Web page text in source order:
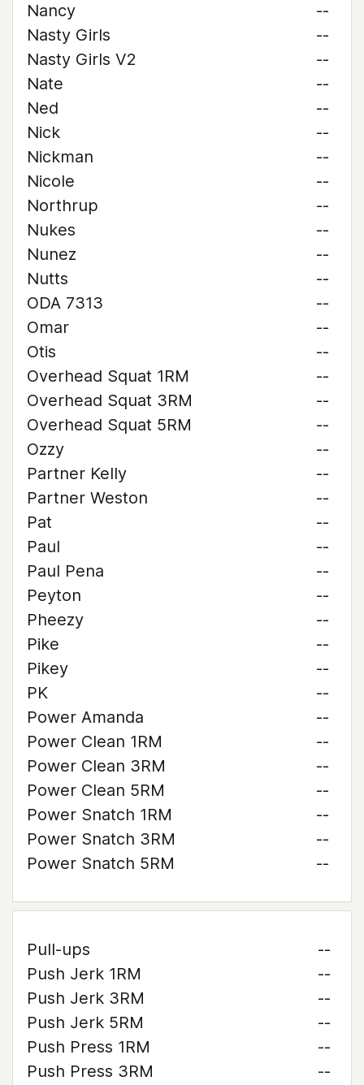
Nancy
--
Nasty Girls
--
Nasty Girls V2
--
Nate
--
Ned
--
Nick
--
Nickman
--
Nicole
--
Northrup
--
Nukes
--
Nunez
--
Nutts
--
ODA 7313
--
Omar
--
Otis
--
Overhead Squat 1RM
--
Overhead Squat 3RM
--
Overhead Squat 5RM
--
Ozzy
--
Partner Kelly
--
Partner Weston
--
Pat
--
Paul
--
Paul Pena
--
Peyton
--
Pheezy
--
Pike
--
Pikey
--
PK
--
Power Amanda
--
Power Clean 1RM
--
Power Clean 3RM
--
Power Clean 5RM
--
Power Snatch 1RM
--
Power Snatch 3RM
--
Power Snatch 5RM
--
Pull-ups
--
Push Jerk 1RM
--
Push Jerk 3RM
--
Push Jerk 5RM
--
Push Press 1RM
--
Push Press 3RM
--